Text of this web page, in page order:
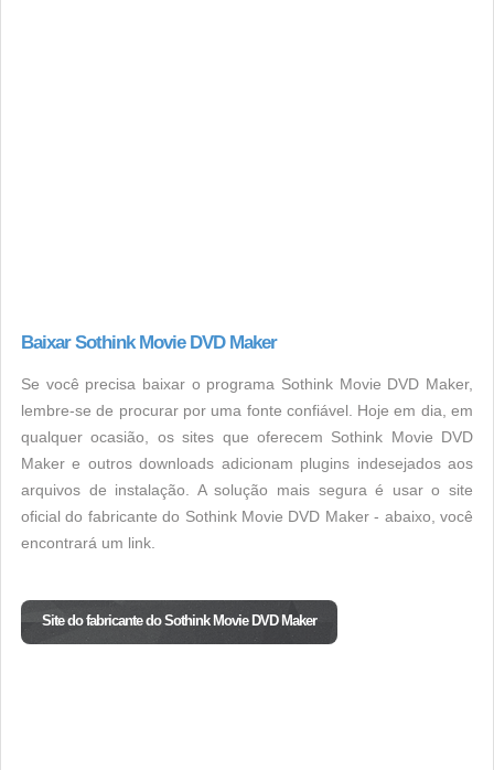
Baixar Sothink Movie DVD Maker
Se você precisa baixar o programa Sothink Movie DVD Maker,
lembre-se de procurar por uma fonte confiável. Hoje em dia, em
qualquer ocasião, os sites que oferecem Sothink Movie DVD
Maker e outros downloads adicionam plugins indesejados aos
arquivos de instalação. A solução mais segura é usar o site
oficial do fabricante do Sothink Movie DVD Maker - abaixo, você
encontrará um link.
Site do fabricante do Sothink Movie DVD Maker